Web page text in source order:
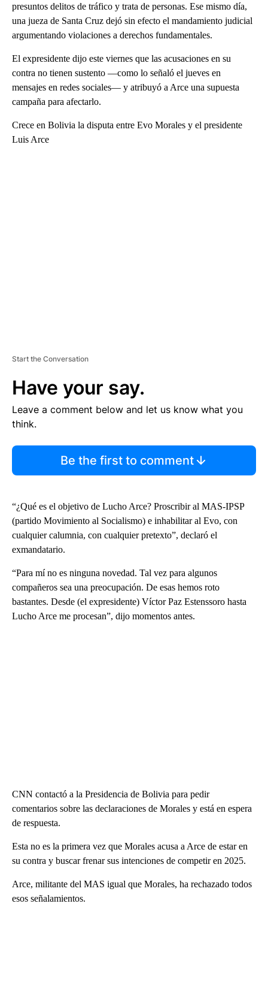
presuntos delitos de tráfico y trata de personas. Ese mismo día,
una jueza de Santa Cruz dejó sin efecto el mandamiento judicial
argumentando violaciones a derechos fundamentales.
El expresidente dijo este viernes que las acusaciones en su
contra no tienen sustento —como lo señaló el jueves en
mensajes en redes sociales— y atribuyó a Arce una supuesta
campaña para afectarlo.
Crece en Bolivia la disputa entre Evo Morales y el presidente
Luis Arce
Start the Conversation
Have your say.
Leave a comment below and let us know what you
think.
Be the first to comment
“¿Qué es el objetivo de Lucho Arce? Proscribir al MAS-IPSP
(partido Movimiento al Socialismo) e inhabilitar al Evo, con
cualquier calumnia, con cualquier pretexto”, declaró el
exmandatario.
“Para mí no es ninguna novedad. Tal vez para algunos
compañeros sea una preocupación. De esas hemos roto
bastantes. Desde (el expresidente) Víctor Paz Estenssoro hasta
Lucho Arce me procesan”, dijo momentos antes.
CNN contactó a la Presidencia de Bolivia para pedir
comentarios sobre las declaraciones de Morales y está en espera
de respuesta.
Esta no es la primera vez que Morales acusa a Arce de estar en
su contra y buscar frenar sus intenciones de competir en 2025.
Arce, militante del MAS igual que Morales, ha rechazado todos
esos señalamientos.